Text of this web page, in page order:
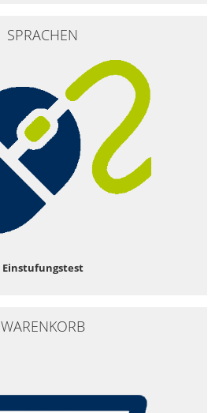
SPRACHEN
Einstufungstest
WARENKORB